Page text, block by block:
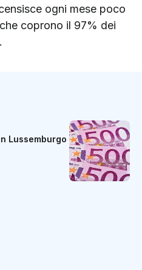
ogni mese poco
coprono il 97% dei
Lussemburgo